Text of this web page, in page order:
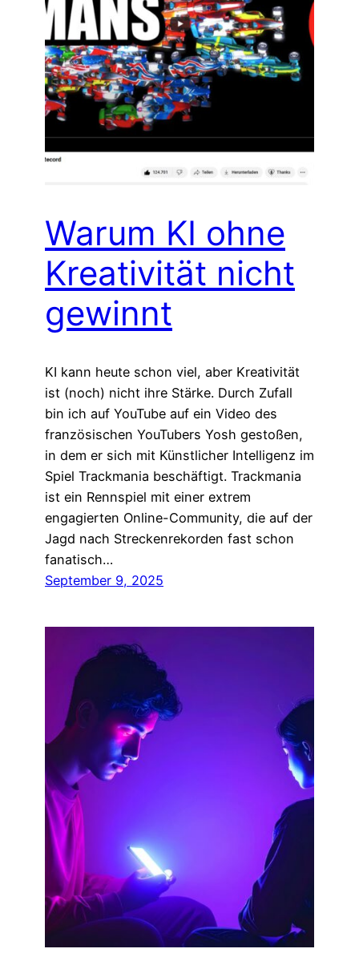
Warum KI ohne
Kreativität nicht
gewinnt
KI kann heute schon viel, aber Kreativität
ist (noch) nicht ihre Stärke. Durch Zufall
bin ich auf YouTube auf ein Video des
französischen YouTubers Yosh gestoßen,
in dem er sich mit Künstlicher Intelligenz im
Spiel Trackmania beschäftigt. Trackmania
ist ein Rennspiel mit einer extrem
engagierten Online-Community, die auf der
Jagd nach Streckenrekorden fast schon
fanatisch…
September 9, 2025